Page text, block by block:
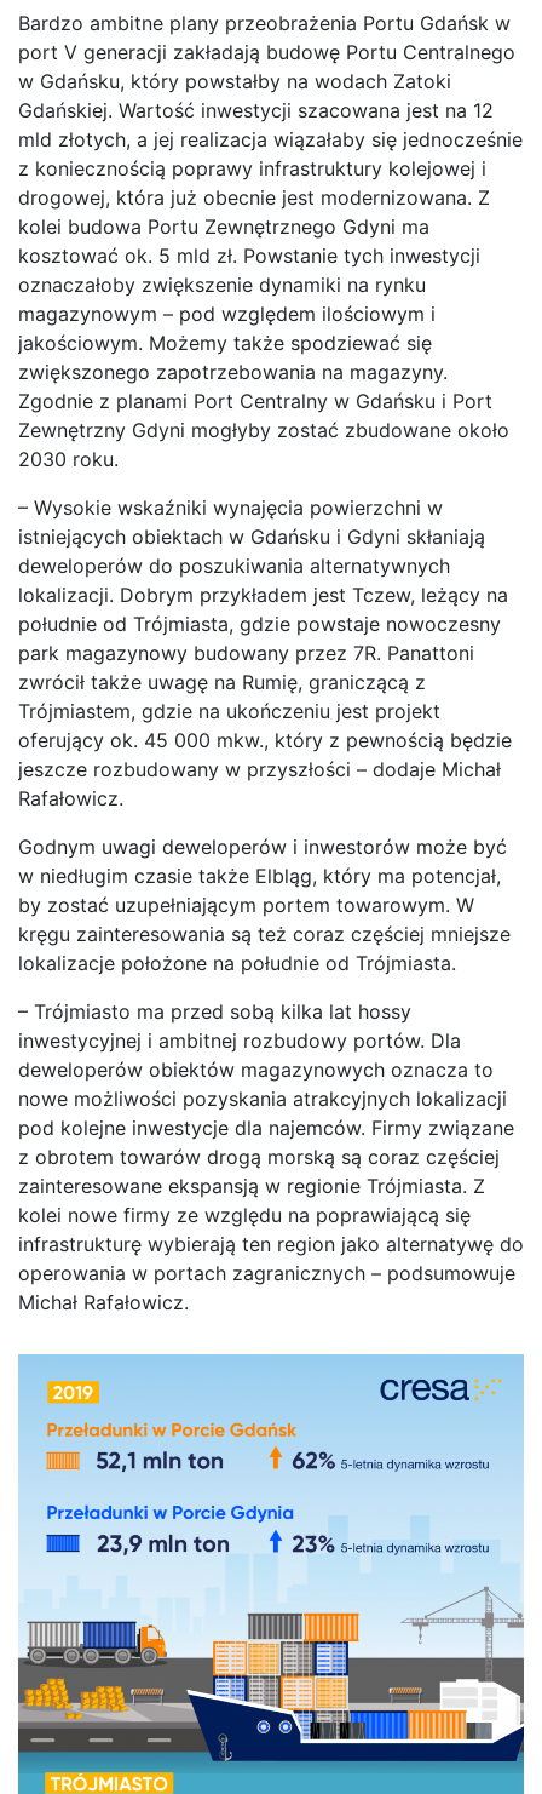
Bardzo ambitne plany przeobrażenia Portu Gdańsk w
port V generacji zakładają budowę Portu Centralnego
w Gdańsku, który powstałby na wodach Zatoki
Gdańskiej. Wartość inwestycji szacowana jest na 12
mld złotych, a jej realizacja wiązałaby się jednocześnie
z koniecznością poprawy infrastruktury kolejowej i
drogowej, która już obecnie jest modernizowana. Z
kolei budowa Portu Zewnętrznego Gdyni ma
kosztować ok. 5 mld zł. Powstanie tych inwestycji
oznaczałoby zwiększenie dynamiki na rynku
magazynowym – pod względem ilościowym i
jakościowym. Możemy także spodziewać się
zwiększonego zapotrzebowania na magazyny.
Zgodnie z planami Port Centralny w Gdańsku i Port
Zewnętrzny Gdyni mogłyby zostać zbudowane około
2030 roku.
– Wysokie wskaźniki wynajęcia powierzchni w
istniejących obiektach w Gdańsku i Gdyni skłaniają
deweloperów do poszukiwania alternatywnych
lokalizacji. Dobrym przykładem jest Tczew, leżący na
południe od Trójmiasta, gdzie powstaje nowoczesny
park magazynowy budowany przez 7R. Panattoni
zwrócił także uwagę na Rumię, graniczącą z
Trójmiastem, gdzie na ukończeniu jest projekt
oferujący ok. 45 000 mkw., który z pewnością będzie
jeszcze rozbudowany w przyszłości – dodaje Michał
Rafałowicz.
Godnym uwagi deweloperów i inwestorów może być
w niedługim czasie także Elbląg, który ma potencjał,
by zostać uzupełniającym portem towarowym. W
kręgu zainteresowania są też coraz częściej mniejsze
lokalizacje położone na południe od Trójmiasta.
– Trójmiasto ma przed sobą kilka lat hossy
inwestycyjnej i ambitnej rozbudowy portów. Dla
deweloperów obiektów magazynowych oznacza to
nowe możliwości pozyskania atrakcyjnych lokalizacji
pod kolejne inwestycje dla najemców. Firmy związane
z obrotem towarów drogą morską są coraz częściej
zainteresowane ekspansją w regionie Trójmiasta. Z
kolei nowe firmy ze względu na poprawiającą się
infrastrukturę wybierają ten region jako alternatywę do
operowania w portach zagranicznych – podsumowuje
Michał Rafałowicz.